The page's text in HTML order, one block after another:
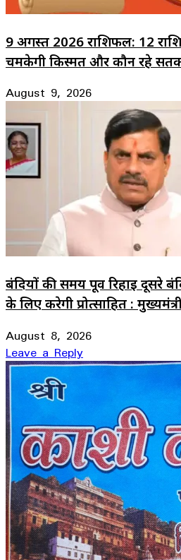
9 अगस्त 2026 राशिफल: 12
चमकेगी किस्मत और कौन रहे
August 9, 2026
बंदियों की समय पूर्व रिहाई दूसरे
के लिए करेगी प्रोत्साहित :
August 8, 2026
Leave a Reply